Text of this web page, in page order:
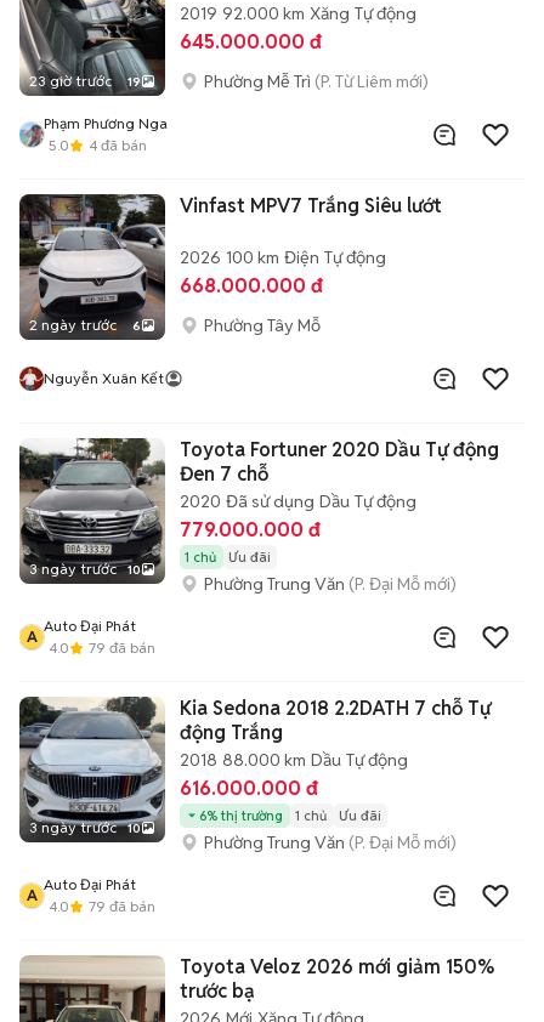
23 giờ trước 19
2019 92.000 km Xăng Tự động
645.000.000 đ
Phường Mễ Trì (P. Từ Liêm mới)
Phạm Phương Nga
5.0
4 đã bán
2 ngày trước 6
Vinfast MPV7 Trắng Siêu lướt
2026 100 km Điện Tự động
668.000.000 đ
Phường Tây Mỗ
Nguyễn Xuân Kết
3 ngày trước 10
Toyota Fortuner 2020 Dầu Tự động
Đen 7 chỗ
2020 Đã sử dụng Dầu Tự động
779.000.000 đ
1 chủ Ưu đãi
Phường Trung Văn (P. Đại Mỗ mới)
A
Auto Đại Phát
4.0
79 đã bán
3 ngày trước 10
Kia Sedona 2018 2.2DATH 7 chỗ Tự
động Trắng
2018 88.000 km Dầu Tự động
616.000.000 đ
6% thị trường 1 chủ Ưu đãi
Phường Trung Văn (P. Đại Mỗ mới)
A
Auto Đại Phát
4.0
79 đã bán
Toyota Veloz 2026 mới giảm 150%
trước bạ